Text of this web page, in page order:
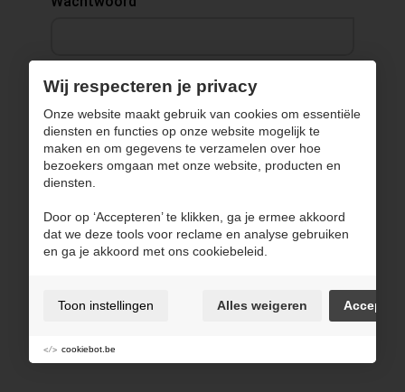
Inloggen ›
Terug naar website
Wij respecteren je privacy
Onze website maakt gebruik van cookies om essentiële
diensten en functies op onze website mogelijk te
maken en om gegevens te verzamelen over hoe
bezoekers omgaan met onze website, producten en
diensten.
Door op ‘Accepteren’ te klikken, ga je ermee akkoord
dat we deze tools voor reclame en analyse gebruiken
en ga je akkoord met ons cookiebeleid.
Toon instellingen Alles weigeren
cookiebot.be